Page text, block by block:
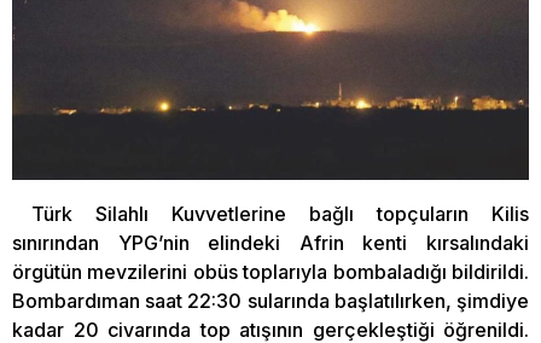
Türk Silahlı Kuvvetlerine bağlı topçuların Kilis
sınırından YPG’nin elindeki Afrin kenti kırsalındaki
örgütün mevzilerini obüs toplarıyla bombaladığı bildirildi.
Bombardıman saat 22:30 sularında başlatılırken, şimdiye
kadar 20 civarında top atışının gerçekleştiği öğrenildi.